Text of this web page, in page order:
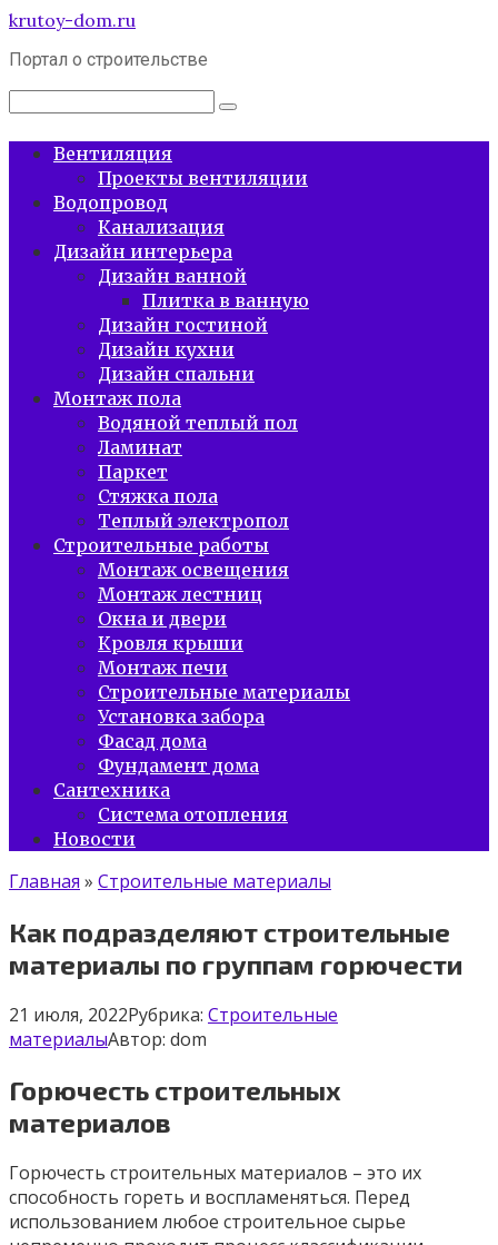
Перейти
контенту
krutoy-dom.ru
Портал о строительстве
Поиск:
Вентиляция
Проекты вентиляции
Водопровод
Канализация
Дизайн интерьера
Дизайн ванной
Плитка в ванную
Дизайн гостиной
Дизайн кухни
Дизайн спальни
Монтаж пола
Водяной теплый пол
Ламинат
Паркет
Стяжка пола
Теплый электропол
Строительные работы
Монтаж освещения
Монтаж лестниц
Окна и двери
Кровля крыши
Монтаж печи
Строительные материалы
Установка забора
Фасад дома
Фундамент дома
Сантехника
Система отопления
Новости
Главная » Строительные материалы
Как подразделяют строительные
материалы по группам горючести
21 июля, 2022Рубрика: Строительные
материалыАвтор: dom
Горючесть строительных
материалов
Горючесть строительных материалов – это их
способность гореть и воспламеняться. Перед
использованием любое строительное сырье